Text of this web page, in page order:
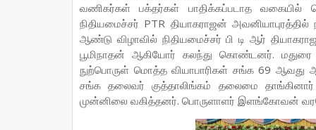
வணிகர்கள் பக்தர்கள் பாதிக்கப்படாத வகையில்
நிதியமைச்சர் PTR தியாகராஜன்
ஆண்டு விழாவில் நிதியமைச்சர் பி டி ஆர்
பூமிநாதன் ஆகியோர் கலந்து கொண்டனர். மதுரை
நுற்பொருள் மொத்த வியாபாரிகள் சங்க 69 ஆவது
சங்க தலைவர் குத்தாலிங்கம் தலைமை
முன்னிலை வகித்தனர். பொருளாளர் இளங்கோவன்